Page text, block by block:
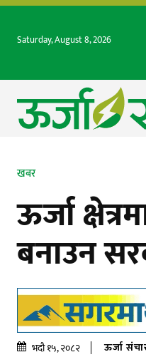
Saturday, August 8, 2026
खबर
ऊर्जा
बनाउन
भदौ १५, २०८२ ऊर्जा